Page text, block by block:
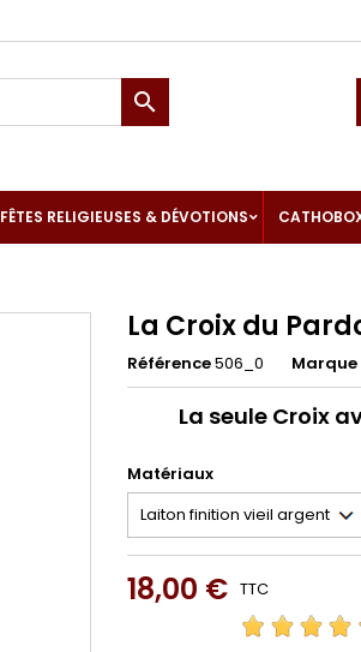

FÊTES RELIGIEUSES & DÉVOTIONS
La Croix du
Référence506_0 Marque
La seule Croix
Matériaux
18,00 € TTC